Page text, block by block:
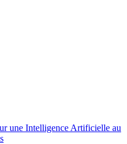
une Intelligence Artificielle au